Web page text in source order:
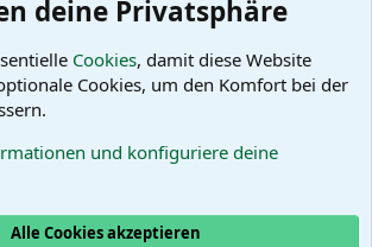
deine Privatsphäre
Cookies, damit diese Website
Cookies, um den Komfort bei der
und konfiguriere deine
Alle Cookies akzeptieren